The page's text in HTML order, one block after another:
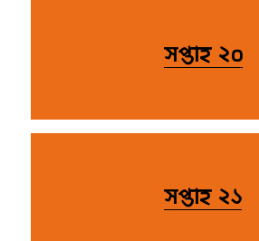
সপ্তাহ ২০
সপ্তাহ ২১